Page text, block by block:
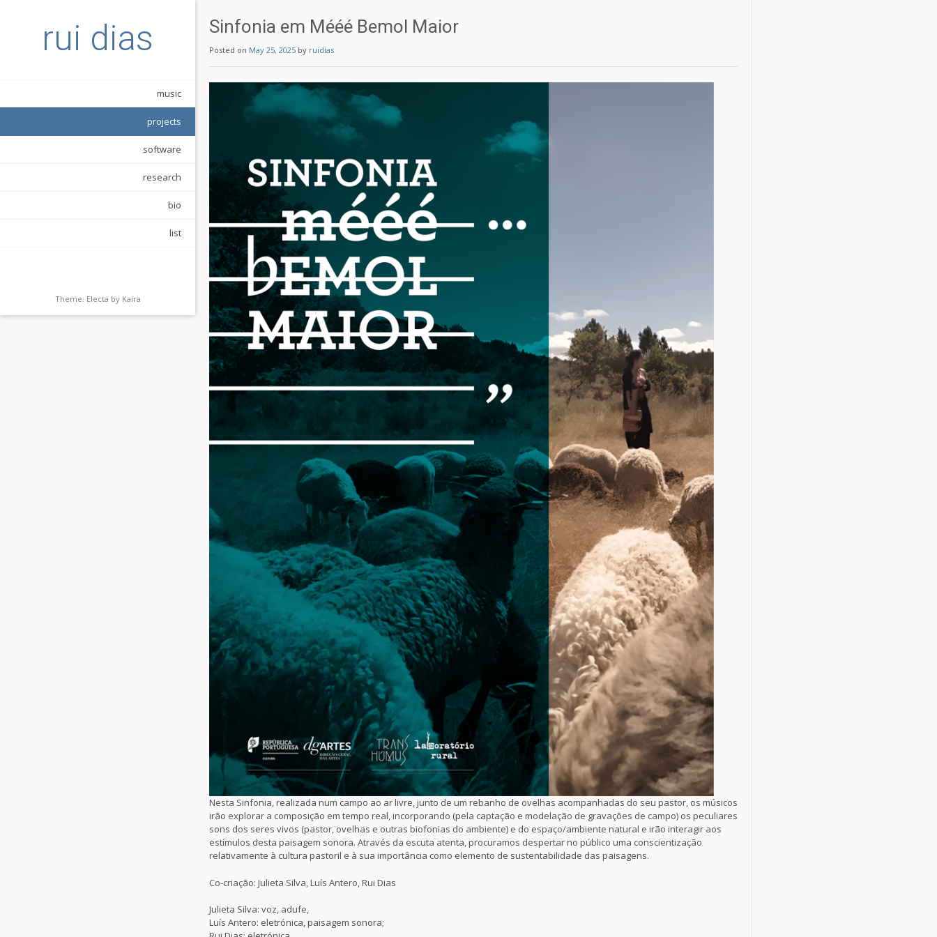
rui dias
music
projects
software
research
bio
list
Theme: Electa by Kaira
Sinfonia em Mééé Bemol Maior
Posted on May 25, 2025 by ruidias
Nesta Sinfonia, realizada num campo ao ar livre, junto de um rebanho de ovelhas acompanhadas do seu pastor, os músicos
irão explorar a composição em tempo real, incorporando (pela captação e modelação de gravações de campo) os peculiares
sons dos seres vivos (pastor, ovelhas e outras biofonias do ambiente) e do espaço/ambiente natural e irão interagir aos
estímulos desta paisagem sonora. Através da escuta atenta, procuramos despertar no público uma conscientização
relativamente à cultura pastoril e à sua importância como elemento de sustentabilidade das paisagens.
Co-criação: Julieta Silva, Luís Antero, Rui Dias
Julieta Silva: voz, adufe,
Luís Antero: eletrónica, paisagem sonora;